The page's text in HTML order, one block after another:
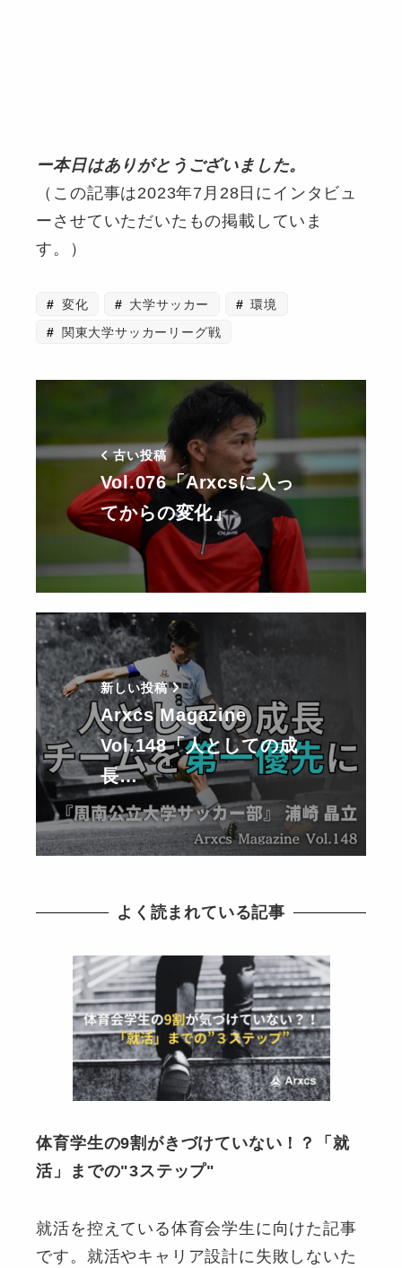
ー本日はありがとうございました。
（この記事は2023年7月28日にインタビュ
ーさせていただいたもの掲載していま
す。）
変化 大学サッカー
環境
関東大学サッカーリーグ戦
古い投稿
Vol.076「Arxcsに入っ
てからの変化」
新しい投稿
Arxcs Magazine
Vol.148「人としての成
長…
よく読まれている記事
体育学生の9割がきづけていない！？「就
活」までの"3ステップ"
就活を控えている体育会学生に向けた記事
です。就活やキャリア設計に失敗しないた